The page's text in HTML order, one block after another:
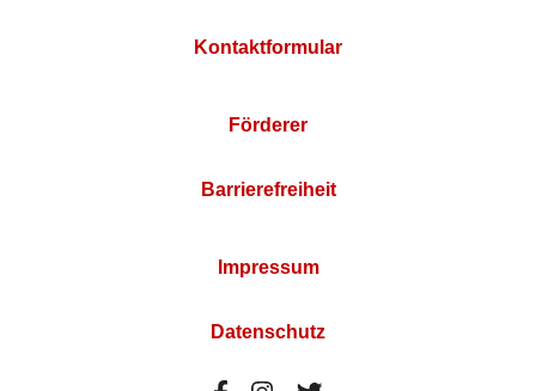
Kontaktformular
Förderer
Barrierefreiheit
Impressum
Datenschutz